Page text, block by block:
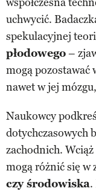
uchwycić.
spekulacyjnej
płodowego–
mogą pozostawać
nawet w jej
Naukowcy
dotychczasowych
zachodnich.
mogą różnić się w
czy środowiska.